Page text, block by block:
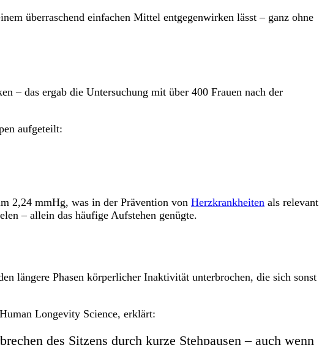
überraschend einfachen Mittel entgegenwirken lässt – ganz ohne
– das ergab die Untersuchung mit über 400 Frauen nach der
aufgeteilt:
2,24 mmHg, was in der Prävention von Herzkrankheiten als relevant
– allein das häufige Aufstehen genügte.
längere Phasen körperlicher Inaktivität unterbrochen, die sich sonst
Longevity Science, erklärt:
des Sitzens durch kurze Stehpausen – auch wenn